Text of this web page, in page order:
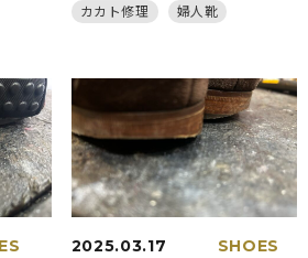
カカト修理 婦人靴
2025.03.17 SHOES